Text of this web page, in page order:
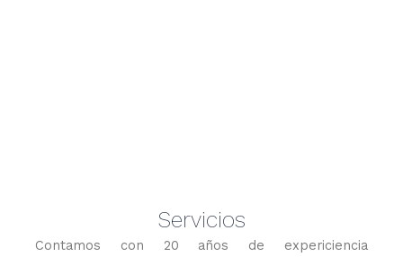
Servicios
Contamos con 20 años de expericiencia